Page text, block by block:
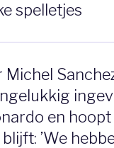
spelletjes
en
’We